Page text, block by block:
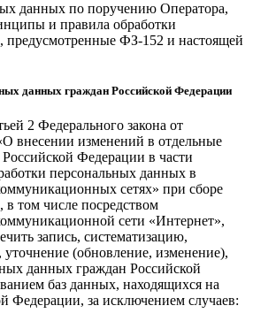
данных по поручению Оператора,
и правила обработки
предусмотренные ФЗ-152 и настоящей
данных граждан Российской Федерации
2 Федерального закона от
внесении изменений в отдельные
Федерации в части
персональных данных в
сетях» при сборе
том числе посредством
сети «Интернет»,
запись, систематизацию,
уточнение (обновление, изменение),
данных граждан Российской
баз данных, находящихся на
Федерации, за исключением случаев: